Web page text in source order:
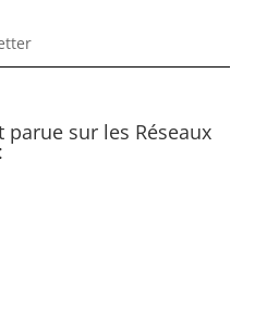
parue sur les Réseaux